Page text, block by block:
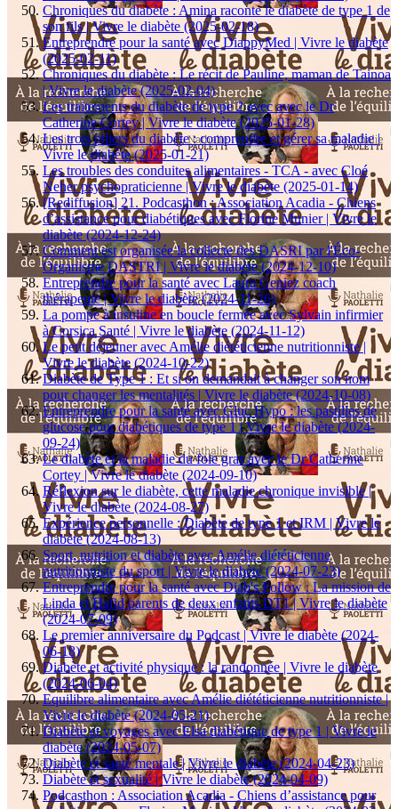
Chroniques du diabète : Amina raconte le diabète de type 1 de
son fils | Vivre le diabète (2025-02-18)
Entreprendre pour la santé avec DiappyMed | Vivre le diabète
(2025-02-11)
Chroniques du diabète : Le récit de Pauline, maman de Tainoa
| Vivre le diabète (2025-02-04)
Les traitements du diabète de type 2 avec avec le Dr
Catherine Cortey | Vivre le diabète (2025-01-28)
Les trois piliers du diabète : comprendre et gérer sa maladie |
Vivre le diabète (2025-01-21)
Les troubles des conduites alimentaires - TCA - avec Cloé
Neher psychopraticienne | Vivre le diabète (2025-01-14)
[Rediffusion] 21. Podcasthon : Association Acadia - Chiens
d’assistance pour diabétiques avec Florine Munier | Vivre le
diabète (2024-12-24)
Comment est organisée la collecte des DASRI par l'Éco-
Organisme DASTRI | Vivre le diabète (2024-12-10)
Entreprendre pour la santé avec Laura Geniez coach
thérapeute | Vivre le diabète (2024-11-26)
La pompe à insuline en boucle fermée avec Sylvain infirmier
à Corsica Santé | Vivre le diabète (2024-11-12)
Le petit déjeuner avec Amélie diététicienne nutritionniste |
Vivre le diabète (2024-10-22)
Diabète de Type 1 : Et si on demandait à changer son nom
pour changer les mentalités | Vivre le diabète (2024-10-08)
Entreprendre pour la santé avec Gluc Hypo : les pastilles de
glucose pour diabétiques de type 1 | Vivre le diabète (2024-
09-24)
Le diabète et la maladie du foie gras avec le Dr Catherine
Cortey | Vivre le diabète (2024-09-10)
Réflexion sur le diabète, cette maladie chronique invisible |
Vivre le diabète (2024-08-27)
Expérience personnelle : Diabète de type 1 et IRM | Vivre le
diabète (2024-08-13)
Sport, nutrition et diabète avec Amélie diététicienne
nutritionniste du sport | Vivre le diabète (2024-07-23)
Entreprendre pour la santé avec Diab's Follow : La mission de
Linda et Hafid parents de deux enfants DT1 | Vivre le diabète
(2024-07-09)
Le premier anniversaire du Podcast | Vivre le diabète (2024-
06-18)
Diabète et activité physique : la randonnée | Vivre le diabète
(2024-06-04)
Equilibre alimentaire avec Amélie diététicienne nutritionniste |
Vivre le diabète (2024-05-21)
Diabète et voyages avec Elsa diabétique de type 1 | Vivre le
diabète (2024-05-07)
Diabète et santé mentale | Vivre le diabète (2024-04-23)
Diabète et sexualité | Vivre le diabète (2024-04-09)
Podcasthon : Association Acadia - Chiens d’assistance pour